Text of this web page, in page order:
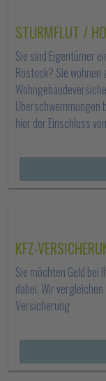
STURMFLUT /
Sie sind Eigentümer
Rostock? Sie wohnen
Überschwemmungen
hier der Einschluss
KFZ-
Sie möchten Geld bei
dabei. Wir
Versicherung